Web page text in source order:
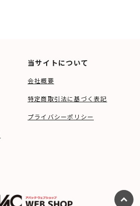
当サイトについて
会社概要
特定商取引法に基づく表記
プライバシーポリシー